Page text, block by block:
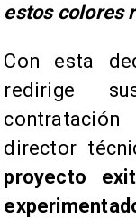
estos colores
​Con esta
redirige
director
proyecto